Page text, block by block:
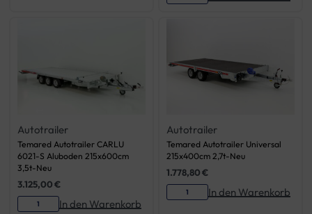
Autotrailer
Temared Autotrailer CARLU
6021-S Aluboden 215x600cm
3,5t-Neu
3.125,00€
In den Warenkorb
Autotrailer
Temared Autotrailer Universal
215x400cm 2,7t-Neu
1.778,80€
In den Warenkorb